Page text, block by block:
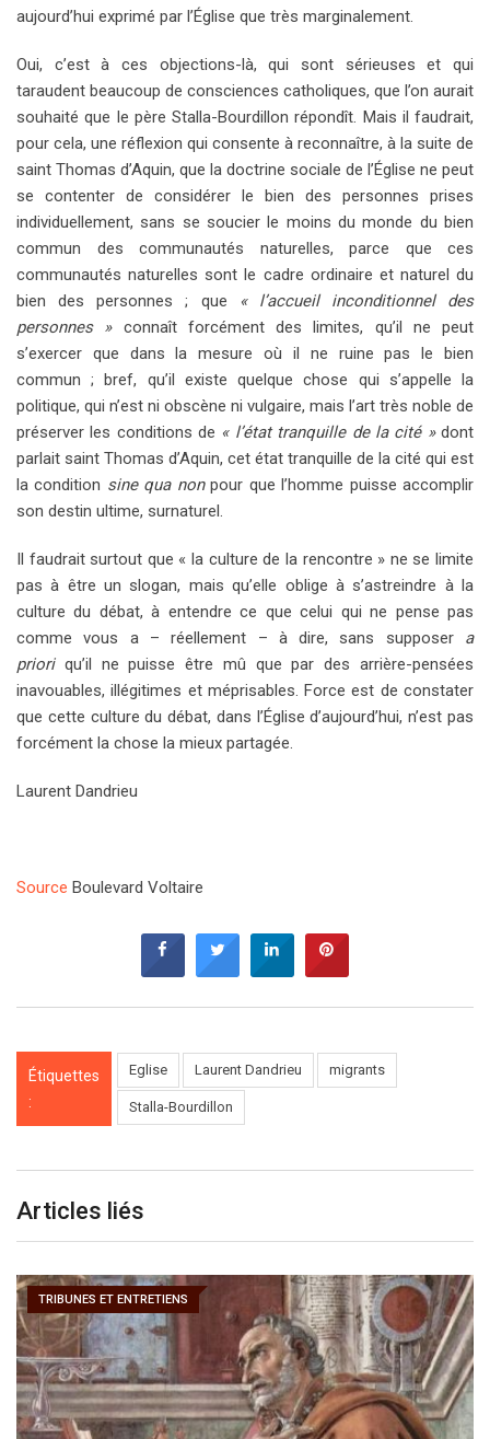
aujourd’hui exprimé par l’Église que très marginalement.
Oui, c’est à ces objections-là, qui sont sérieuses et qui
taraudent beaucoup de consciences catholiques, que l’on aurait
souhaité que le père Stalla-Bourdillon répondît. Mais il faudrait,
pour cela, une réflexion qui consente à reconnaître, à la suite de
saint Thomas d’Aquin, que la doctrine sociale de l’Église ne peut
se contenter de considérer le bien des personnes prises
individuellement, sans se soucier le moins du monde du bien
commun des communautés naturelles, parce que ces
communautés naturelles sont le cadre ordinaire et naturel du
bien des personnes ; que
« l’accueil inconditionnel des
personnes »connaît forcément des limites, qu’il ne peut
s’exercer que dans la mesure où il ne ruine pas le bien
commun ; bref, qu’il existe quelque chose qui s’appelle la
politique, qui n’est ni obscène ni vulgaire, mais l’art très noble de
préserver les conditions de « l’état tranquille de la cité »dont
parlait saint Thomas d’Aquin, cet état tranquille de la cité qui est
la condition sine qua nonpour que l’homme puisse accomplir
son destin ultime, surnaturel.
Il faudrait surtout que « la culture de la rencontre » ne se limite
pas à être un slogan, mais qu’elle oblige à s’astreindre à la
culture du débat, à entendre ce que celui qui ne pense pas
comme vous a – réellement – à dire, sans supposer a
prioriqu’il ne puisse être mû que par des arrière-pensées
inavouables, illégitimes et méprisables. Force est de constater
que cette culture du débat, dans l’Église d’aujourd’hui, n’est pas
forcément la chose la mieux partagée.
Laurent Dandrieu
Source Boulevard Voltaire
Étiquettes
:
Eglise Laurent Dandrieu migrants
Stalla-Bourdillon
Articles liés
TRIBUNES ET ENTRETIENS